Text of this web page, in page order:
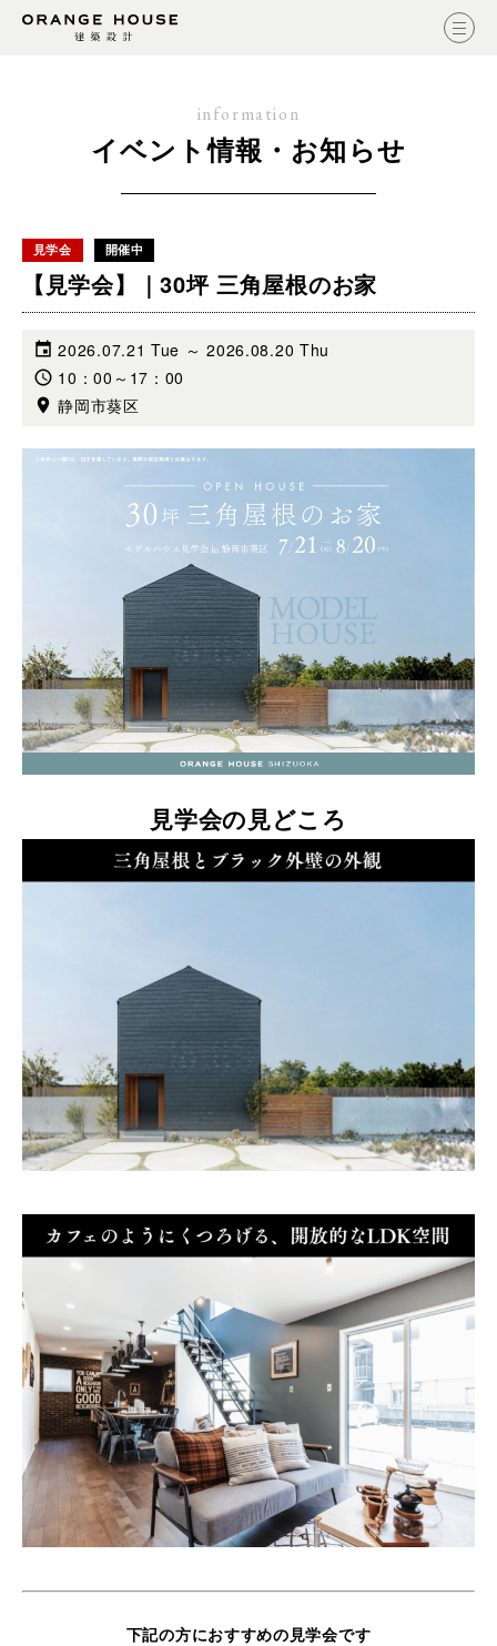
information
イベント情報・お知らせ
見学会 開催中
【見学会】｜30坪 三角屋根のお家
2026.07.21 Tue ～ 2026.08.20 Thu
10：00～17：00
静岡市葵区
見学会の見どころ
下記の方におすすめの見学会です